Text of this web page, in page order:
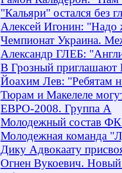
"Кальяри" остался без
Алексей Игонин: "Надо
Чемпионат Украина.
Александр ГЛЕБ:
В Грозный приглашают
Йоахим Лев: "Ребятам
Тюрам и Макелеле
ЕВРО-2008. Группа А
Молодежный состав ФК
Молодежная команда
Дику Адвокаату
Огнен Вукоевич.